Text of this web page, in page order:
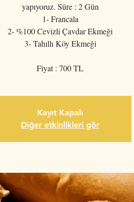
yapıyoruz. Süre : 2 Gün
1- Francala
2- %100 Cevizli Çavdar Ekmeği
3- Tahıllı Köy Ekmeği
Fiyat : 700 TL
Kayıt Kapalı
Diğer etkinlikleri gör